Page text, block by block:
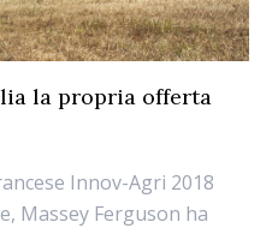
la propria offerta
Innov-Agri 2018
Massey Ferguson ha